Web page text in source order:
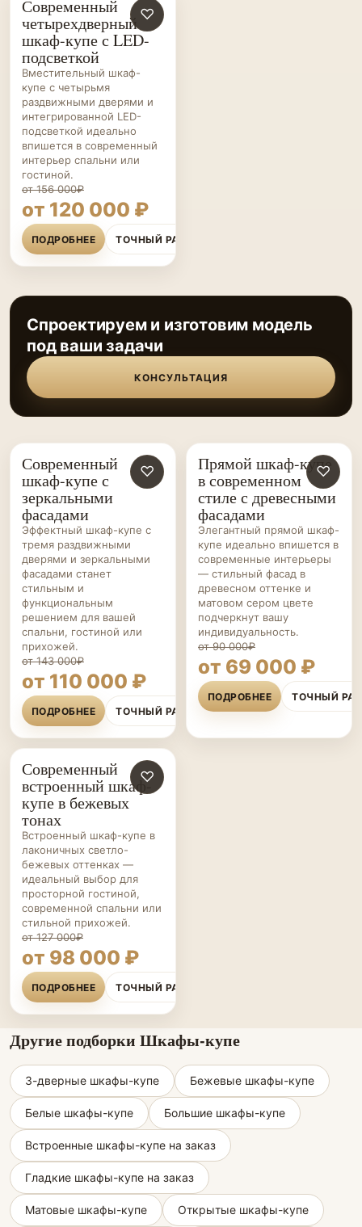
ШКАФЫ-
КУПЕ НА ЗАКАЗ
♡
Современный
четырехдверный
шкаф-купе с LED-
подсветкой
Вместительный шкаф-
купе с четырьмя
раздвижными дверями и
интегрированной LED-
подсветкой идеально
впишется в современный
интерьер спальни или
гостиной.
от 156 000₽
от 120 000 ₽
ПОДРОБНЕЕ ТОЧНЫЙ РАСЧЁТ
Спроектируем и изготовим модель
под ваши задачи
КОНСУЛЬТАЦИЯ
ШКАФЫ-
КУПЕ НА ЗАКАЗ
♡
Современный
шкаф-купе с
зеркальными
фасадами
Эффектный шкаф-купе с
тремя раздвижными
дверями и зеркальными
фасадами станет
стильным и
функциональным
решением для вашей
спальни, гостиной или
прихожей.
от 143 000₽
от 110 000 ₽
ПОДРОБНЕЕ ТОЧНЫЙ РАСЧЁТ
ШКАФЫ-
КУПЕ НА ЗАКАЗ
♡
Прямой шкаф-купе
в современном
стиле с древесными
фасадами
Элегантный прямой шкаф-
купе идеально впишется в
современные интерьеры
— стильный фасад в
древесном оттенке и
матовом сером цвете
подчеркнут вашу
индивидуальность.
от 90 000₽
от 69 000 ₽
ПОДРОБНЕЕ ТОЧНЫЙ
ШКАФЫ-
КУПЕ НА ЗАКАЗ
♡
Современный
встроенный шкаф-
купе в бежевых
тонах
Встроенный шкаф-купе в
лаконичных светло-
бежевых оттенках —
идеальный выбор для
просторной гостиной,
современной спальни или
стильной прихожей.
от 127 000₽
от 98 000 ₽
ПОДРОБНЕЕ ТОЧНЫЙ РАСЧЁТ
Другие подборки Шкафы-купе
3-дверные шкафы-купе Бежевые шкафы-купе
Белые шкафы-купе Большие шкафы-купе
Встроенные шкафы-купе на заказ
Гладкие шкафы-купе на заказ
Матовые шкафы-купе Открытые шкафы-купе